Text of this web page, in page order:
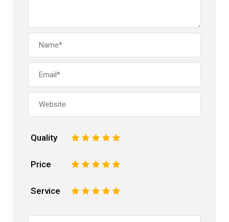
Quality 5
4
3
2
Price 5
4
3
2
Service 5
4
3
2